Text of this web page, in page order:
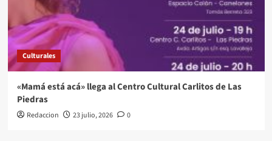
Culturales
«Mamá está acá» llega al Centro Cultural Carlitos de Las
Piedras
Redaccion 23 julio, 2026 0